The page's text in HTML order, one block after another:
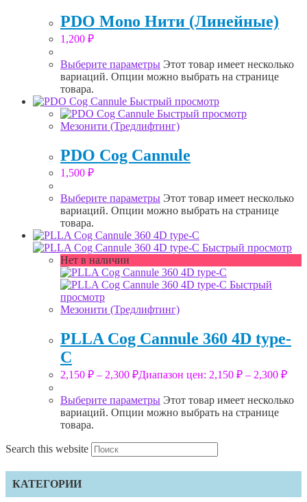
PDO Mono Нити (Линейные)
1,200 ₽
Выберите параметры Этот товар имеет несколько
вариаций. Опции можно выбрать на странице
товара.
Быстрый просмотр
Быстрый просмотр
Мезонити (Тредлифтинг)
PDO Cog Cannule
1,500 ₽
Выберите параметры Этот товар имеет несколько
вариаций. Опции можно выбрать на странице
товара.
Быстрый просмотр
Нет в наличии
Быстрый
просмотр
Мезонити (Тредлифтинг)
PLLA Cog Cannule 360 4D type-
C
2,150 ₽ – 2,300 ₽Диапазон цен: 2,150 ₽ – 2,300 ₽
Выберите параметры Этот товар имеет несколько
вариаций. Опции можно выбрать на странице
товара.
Search this website
КАТЕГОРИИ